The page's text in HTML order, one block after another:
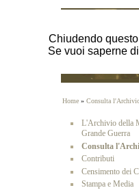
Chiudendo
Se vuoi saperne
Home » Consulta
L'Archivio della
Grande Guerra
Consulta
Contributi
Censimento dei
Stampa e Media